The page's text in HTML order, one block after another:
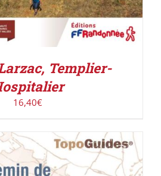
Templier-
16,40€